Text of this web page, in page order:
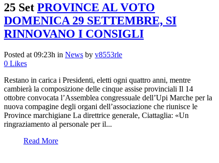
25 Set PROVINCE AL VOTO
DOMENICA 29 SETTEMBRE, SI
RINNOVANO I CONSIGLI
Posted at 09:23h in News by v8553rle
0 Likes
Restano in carica i Presidenti, eletti ogni quattro anni, mentre
cambierà la composizione delle cinque assise provinciali Il 14
ottobre convocata l’Assemblea congressuale dell’Upi Marche per la
nuova compagine degli organi dell’associazione che riunisce le
Province marchigiane La direttrice generale, Ciattaglia: «Un
ringraziamento al personale per il...
Read More